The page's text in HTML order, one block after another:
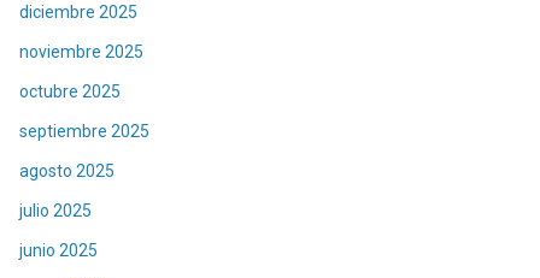
diciembre 2025
noviembre 2025
octubre 2025
septiembre 2025
agosto 2025
julio 2025
junio 2025